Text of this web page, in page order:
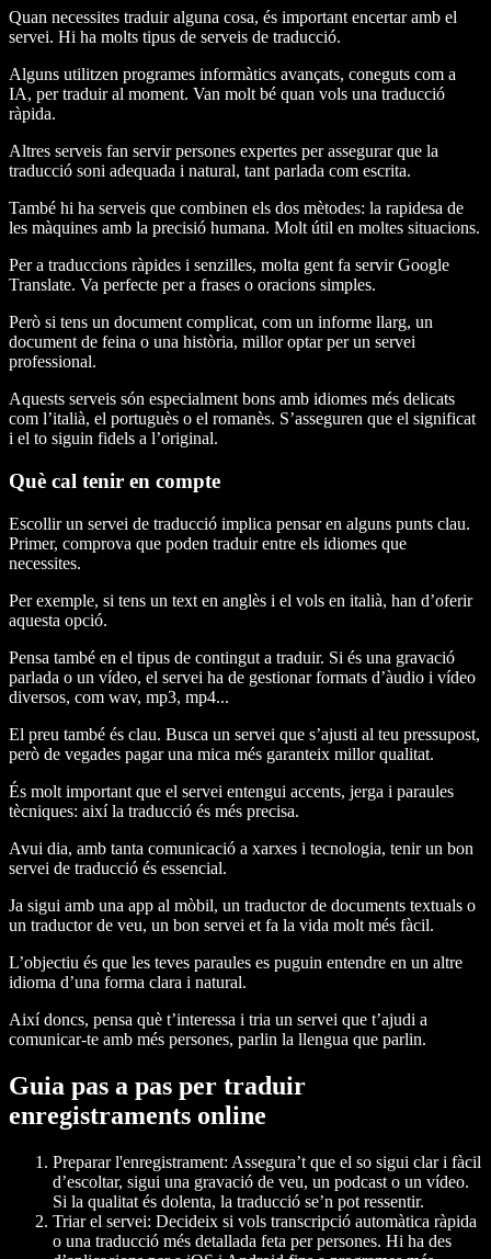
Quan necessites traduir alguna cosa, és important encertar amb el
servei. Hi ha molts tipus de serveis de traducció.
Alguns utilitzen programes informàtics avançats, coneguts com a
IA, per traduir al moment. Van molt bé quan vols una traducció
ràpida.
Altres serveis fan servir persones expertes per assegurar que la
traducció soni adequada i natural, tant parlada com escrita.
També hi ha serveis que combinen els dos mètodes: la rapidesa de
les màquines amb la precisió humana. Molt útil en moltes situacions.
Per a traduccions ràpides i senzilles, molta gent fa servir Google
Translate. Va perfecte per a frases o oracions simples.
Però si tens un document complicat, com un informe llarg, un
document de feina o una història, millor optar per un servei
professional.
Aquests serveis són especialment bons amb idiomes més delicats
com l’italià, el portuguès o el romanès. S’asseguren que el significat
i el to siguin fidels a l’original.
Què cal tenir en compte
Escollir un servei de traducció implica pensar en alguns punts clau.
Primer, comprova que poden traduir entre els idiomes que
necessites.
Per exemple, si tens un text en anglès i el vols en italià, han d’oferir
aquesta opció.
Pensa també en el tipus de contingut a traduir. Si és una gravació
parlada o un vídeo, el servei ha de gestionar formats d’àudio i vídeo
diversos, com wav, mp3, mp4...
El preu també és clau. Busca un servei que s’ajusti al teu pressupost,
però de vegades pagar una mica més garanteix millor qualitat.
És molt important que el servei entengui accents, jerga i paraules
tècniques: així la traducció és més precisa.
Avui dia, amb tanta comunicació a xarxes i tecnologia, tenir un bon
servei de traducció és essencial.
Ja sigui amb una app al mòbil, un traductor de documents textuals o
un traductor de veu, un bon servei et fa la vida molt més fàcil.
L’objectiu és que les teves paraules es puguin entendre en un altre
idioma d’una forma clara i natural.
Així doncs, pensa què t’interessa i tria un servei que t’ajudi a
comunicar-te amb més persones, parlin la llengua que parlin.
Guia pas a pas per traduir
enregistraments online
Preparar l'enregistrament: Assegura’t que el so sigui clar i fàcil
d’escoltar, sigui una gravació de veu, un podcast o un vídeo.
Si la qualitat és dolenta, la traducció se’n pot ressentir.
Triar el servei: Decideix si vols transcripció automàtica ràpida
o una traducció més detallada feta per persones. Hi ha des